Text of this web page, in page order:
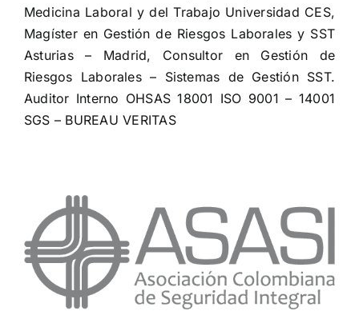
Medicina Laboral y del Trabajo Universidad CES,
Magíster en Gestión de Riesgos Laborales y SST
Asturias – Madrid, Consultor en Gestión de
Riesgos Laborales – Sistemas de Gestión SST.
Auditor Interno OHSAS 18001 ISO 9001 – 14001
SGS – BUREAU VERITAS